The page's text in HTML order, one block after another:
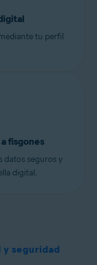
tu perfil
fisgones
datos seguros y
digital.
seguridad